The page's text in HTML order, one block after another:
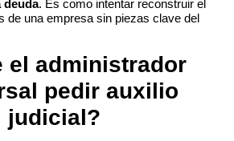
deuda. Es como intentar reconstruir el
de una empresa sin piezas clave del
el administrador
pedir auxilio
judicial?